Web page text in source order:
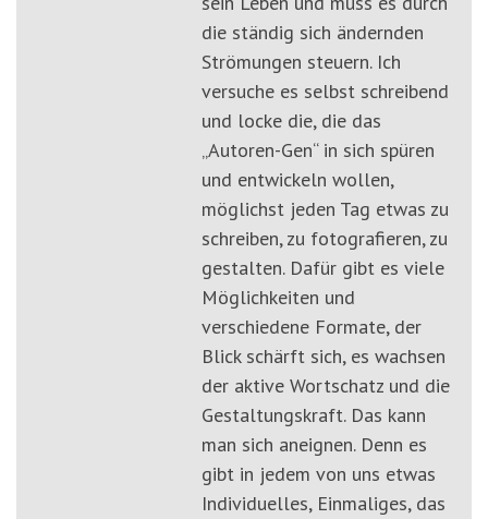
die ständig sich ändernden
Strömungen steuern. Ich
versuche es selbst schreibend
und locke die, die das
„Autoren-Gen“ in sich spüren
und entwickeln wollen,
möglichst jeden Tag etwas zu
schreiben, zu fotografieren, zu
gestalten. Dafür gibt es viele
Möglichkeiten und
verschiedene Formate, der
Blick schärft sich, es wachsen
der aktive Wortschatz und die
Gestaltungskraft. Das kann
man sich aneignen. Denn es
gibt in jedem von uns etwas
Individuelles, Einmaliges, das